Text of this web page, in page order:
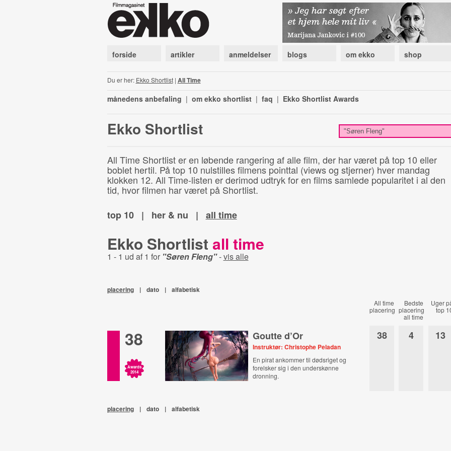
forside artikler anmeldelser blogs om ekko shop
Du er her: Ekko Shortlist| All Time
månedens anbefaling | om ekko shortlist | faq | Ekko Shortlist Awards
Ekko Shortlist
All Time Shortlist er en løbende rangering af alle film, der har været på top 10 eller
boblet hertil. På top 10 nulstilles filmens pointtal (views og stjerner) hver mandag
klokken 12. All Time-listen er derimod udtryk for en films samlede popularitet i al den
tid, hvor filmen har været på Shortlist.
top 10
| her & nu | all time
Ekko Shortlist all time
1 - 1 ud af 1 for "Søren Fleng"-vis alle
placering | dato | alfabetisk
All time
placering
Bedste
placering
all time
Uger
top
38
Awards
2014
Goutte d’Or
Instruktør: Christophe Peladan
En pirat ankommer til dødsriget og
forelsker sig i den underskønne
dronning.
38 4 13
placering | dato | alfabetisk